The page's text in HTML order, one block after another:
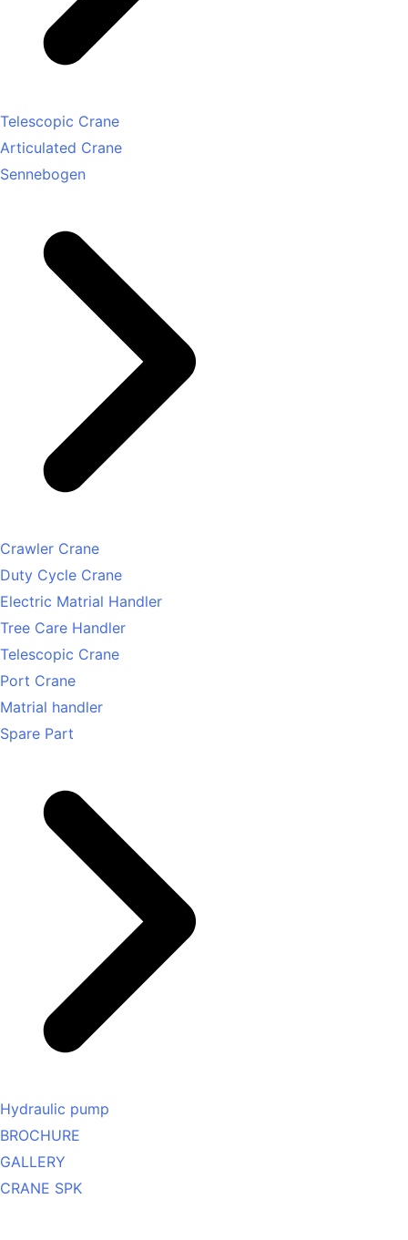
Telescopic Crane
Articulated Crane
Sennebogen
Crawler Crane
Duty Cycle Crane
Electric Matrial Handler
Tree Care Handler
Telescopic Crane
Port Crane
Matrial handler
Spare Part
Hydraulic pump
BROCHURE
GALLERY
CRANE SPK